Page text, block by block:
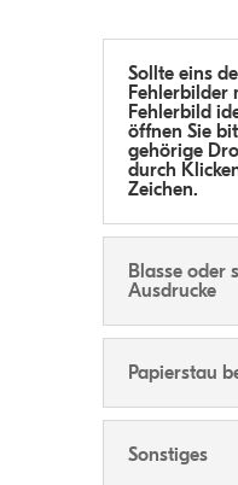
Sollte eins
Feh­ler­bil­der
Feh­ler­bild
öff­nen Sie
ge­hö­rige
durch
Zeichen.
Blasse oder
Ausdrucke
Papier­stau
Sons­ti­ges